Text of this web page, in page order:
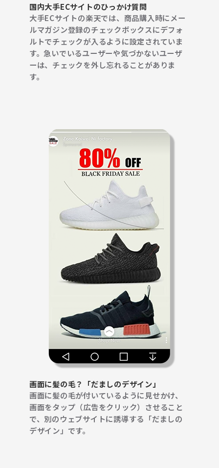
国内大手ECサイトのひっかけ質問
大手ECサイトの楽天では、商品購入時にメー
ルマガジン登録のチェックボックスにデフォ
ルトでチェックが入るように設定されていま
す。急いでいるユーザーや気づかないユーザ
ーは、チェックを外し忘れることがありま
す。
画面に髪の毛？
「だましのデザイン」
画面に髪の毛が付いているように見せかけ、
画面をタップ（広告をクリック）させること
で、別のウェブサイトに誘導する「だましの
デザイン」です。